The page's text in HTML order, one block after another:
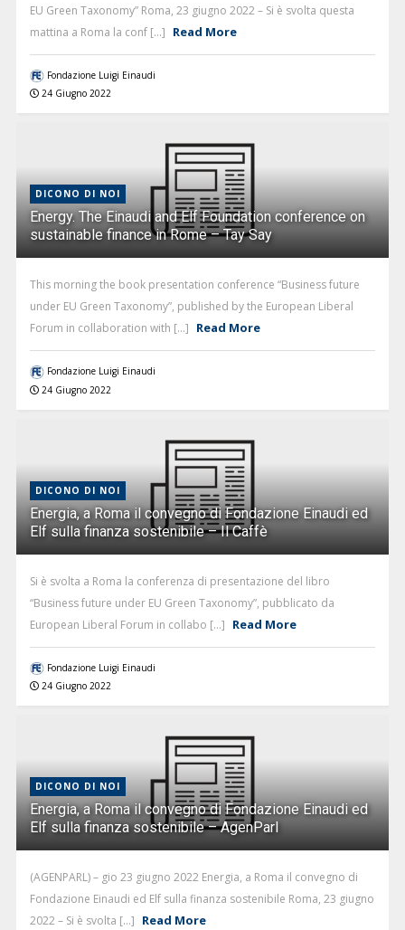
EU Green Taxonomy” Roma, 23 giugno 2022 – Si è svolta questa
mattina a Roma la conf [...] Read More
Fondazione Luigi Einaudi
24 Giugno 2022
DICONO DI NOI
Energy. The Einaudi and Elf Foundation conference on
sustainable finance in Rome – Tay Say
This morning the book presentation conference “Business future
under EU Green Taxonomy”, published by the European Liberal
Forum in collaboration with [...] Read More
Fondazione Luigi Einaudi
24 Giugno 2022
DICONO DI NOI
Energia, a Roma il convegno di Fondazione Einaudi ed
Elf sulla finanza sostenibile – Il Caffè
Si è svolta a Roma la conferenza di presentazione del libro
“Business future under EU Green Taxonomy”, pubblicato da
European Liberal Forum in collabo [...] Read More
Fondazione Luigi Einaudi
24 Giugno 2022
DICONO DI NOI
Energia, a Roma il convegno di Fondazione Einaudi ed
Elf sulla finanza sostenibile – AgenParl
(AGENPARL) – gio 23 giugno 2022 Energia, a Roma il convegno di
Fondazione Einaudi ed Elf sulla finanza sostenibile Roma, 23 giugno
2022 – Si è svolta [...] Read More